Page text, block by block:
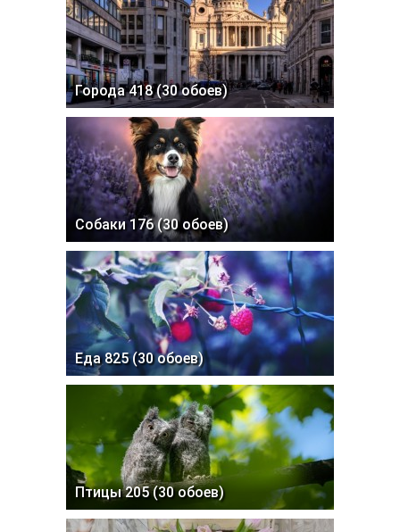
Города 418 (30 обоев)
Собаки 176 (30 обоев)
Еда 825 (30 обоев)
Птицы 205 (30 обоев)